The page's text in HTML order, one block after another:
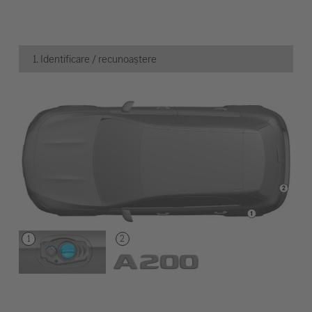
1. Identificare / recunoaștere